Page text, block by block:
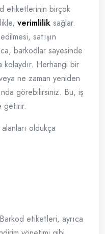
etiketlerinin birçok
verimlilik sağlar.
satışın
barkodlar sayesinde
Herhangi bir
ne zaman yeniden
görebilirsiniz. Bu, iş
getirir.
oldukça
etiketleri, ayrıca